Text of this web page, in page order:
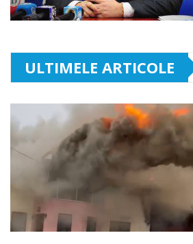
ULTIMELE ARTICOLE